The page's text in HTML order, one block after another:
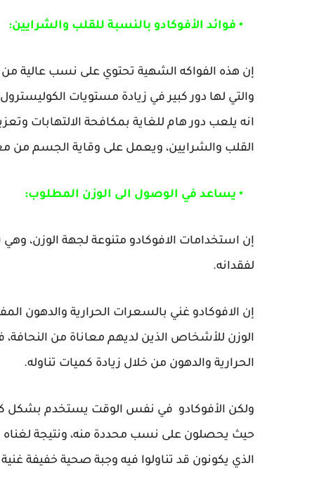
• فوائد الأفوكادو بالنسبة للقلب والشرايين:
والتي لها دور كبير في زيادة مستويات
انه يلعب دور هام للغاية بمكافحة الالتهابات
القلب والشرايين، ويعمل على وقاية الجسم من
• يساعد في الوصول الى الوزن المطلوب:
إن استخدامات الافوكادو متنوعة لجهة الوزن،
لفقدانه.
إن الافوكادو غني بالسعرات الحرارية والدهون
الوزن للأشخاص الذين لديهم معاناة من
الحرارية والدهون من خلال زيادة كميات تناوله.
ولكن الأفوكادو في نفس الوقت يستخدم بشكل
حيث يحصلون على نسب محددة منه، ونتيجة
الذي يكونون قد تناولوا فيه وجبة صحية خفيفة غنية